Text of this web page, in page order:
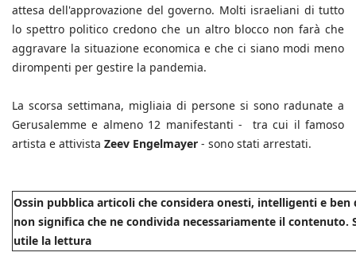
attesa dell'approvazione del governo. Molti israeliani di tutto
lo spettro politico credono che un altro blocco non farà che
aggravare la situazione economica e che ci siano modi meno
dirompenti per gestire la pandemia.
La scorsa settimana, migliaia di persone si sono radunate a
Gerusalemme e almeno 12 manifestanti - tra cui il famoso
artista e attivista Zeev Engelmayer - sono stati arrestati.
Ossin pubblica articoli che considera onesti, intelligenti e ben
non significa che ne condivida necessariamente il contenuto.
utile la lettura